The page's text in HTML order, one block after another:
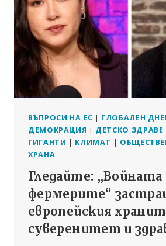
НА
НОВА
СХЕМА
ЗА
ВЪПРОСИ НА ЕС | ГЛОБАЛЕН
ДЕМОКРАЦИЯ | ДЕТСКО ЗДРАВЕ
ГИГАНТИ | КЛИМАТ |
ХРАНА
Гледайте:
фермерите“
европейския
суверенитет и